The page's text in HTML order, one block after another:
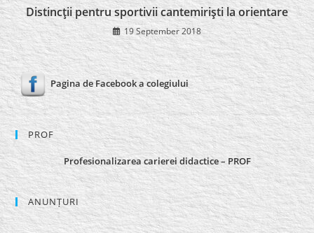
Distincţii pentru sportivii cantemirişti la orientare
19 September 2018
Pagina de Facebook a colegiului
PROF
Profesionalizarea carierei didactice – PROF
ANUNȚURI